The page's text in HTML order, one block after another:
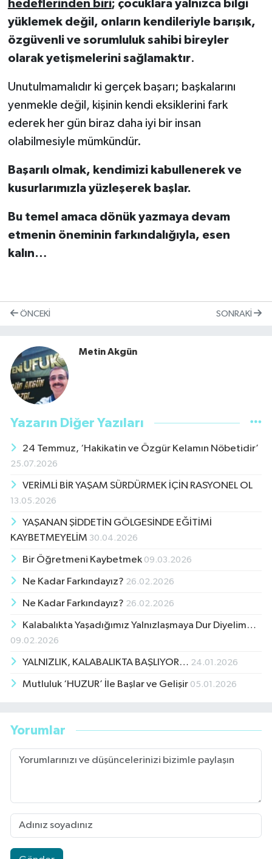
hedeflerinden biri; çocuklara yalnızca bilgi
yüklemek değil, onların kendileriyle barışık,
özgüvenli ve sorumluluk sahibi bireyler
olarak yetişmelerini sağlamaktır.
Unutulmamalıdır ki gerçek başarı; başkalarını
yenmekle değil, kişinin kendi eksiklerini fark
ederek her gün biraz daha iyi bir insan
olabilmesiyle mümkündür.
Başarılı olmak, kendimizi kabullenerek ve
kusurlarımızla yüzleşerek başlar.
Bu temel amaca dönük yazmaya devam
etmenin öneminin farkındalığıyla, esen
kalın…
ÖNCEKI SONRAKI
Metin Akgün
Yazarın Diğer Yazıları
24 Temmuz, ‘Hakikatin ve Özgür Kelamın Nöbetidir’
25.07.2026
VERİMLİ BİR YAŞAM SÜRDÜRMEK İÇİN RASYONEL OL
13.05.2026
YAŞANAN ŞİDDETİN GÖLGESİNDE EĞİTİMİ
KAYBETMEYELİM 30.04.2026
Bir Öğretmeni Kaybetmek 09.03.2026
Ne Kadar Farkındayız? 26.02.2026
Ne Kadar Farkındayız? 26.02.2026
Kalabalıkta Yaşadığımız Yalnızlaşmaya Dur Diyelim…
09.02.2026
YALNIZLIK, KALABALIKTA BAŞLIYOR… 24.01.2026
Mutluluk ‘HUZUR’ İle Başlar ve Gelişir 05.01.2026
Yorumlar